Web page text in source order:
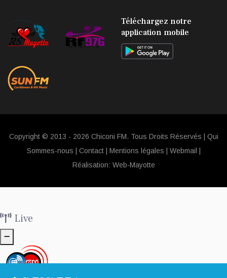
Téléchargez notre
application mobile
Copyright © 2013 - 2026 Chiconi FM. Tous Droits Réservés | Qui
Sommes-nous
Contact| Mentions légales Webmail
Réalisation: Web-Mayotte
Live